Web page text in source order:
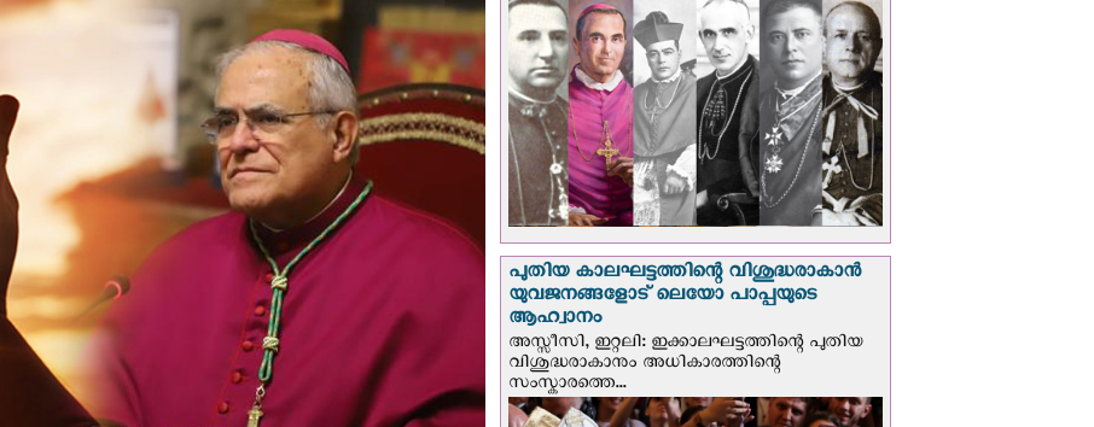
പുതിയ കാലഘട്ടത്തിന്റെ വിശുദ്ധരാകാന്‍
യുവജനങ്ങളോട് ലെയോ പാപ്പയുടെ
ആഹ്വാനം
അസ്സീസി, ഇറ്റലി: ഇക്കാലഘട്ടത്തിന്റെ പുതിയ
വിശുദ്ധരാകാനും അധികാരത്തിന്റെ
സംസ്കാരത്തെ...